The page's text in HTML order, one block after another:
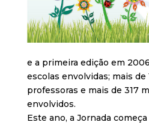
e a primeira edição em
escolas envolvidas; mais de
professoras e mais de 317
envolvidos.
Este ano, a Jornada